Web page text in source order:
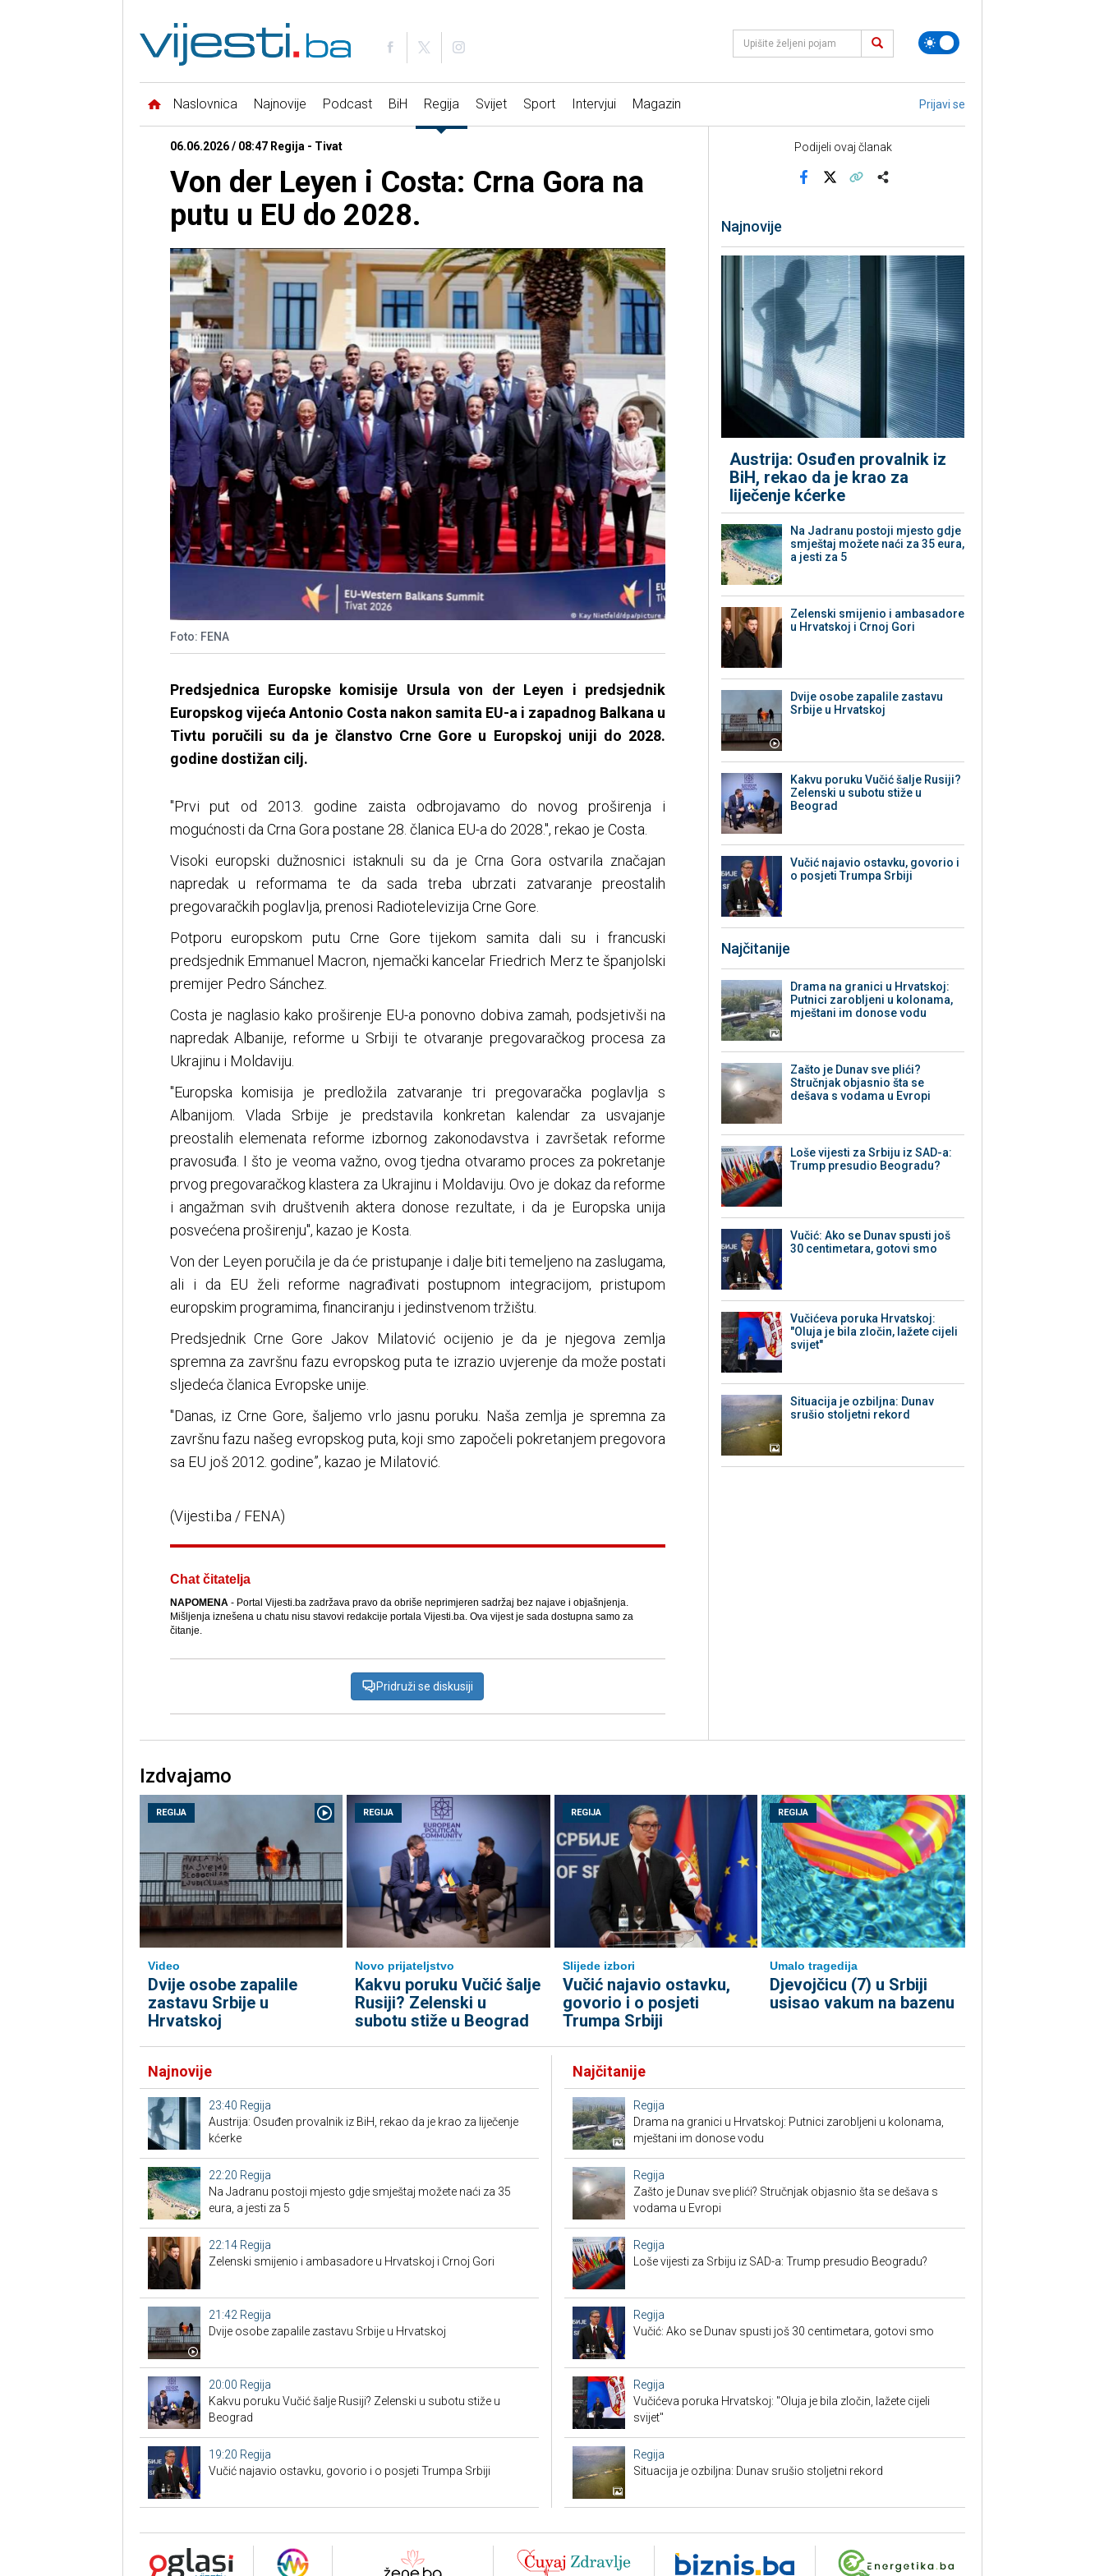
Naslovnica Najnovije Podcast BiH Regija Svijet Sport Intervjui Magazin Prijavi se
06.06.2026 / 08:47 Regija - Tivat
Von der Leyen i Costa: Crna Gora na
putu u EU do 2028.
Foto: FENA
Predsjednica Europske komisije Ursula von der Leyen i predsjednik
Europskog vijeća Antonio Costa nakon samita EU-a i zapadnog Balkana u
Tivtu poručili su da je članstvo Crne Gore u Europskoj uniji do 2028.
godine dostižan cilj.
"Prvi put od 2013. godine zaista odbrojavamo do novog proširenja i
mogućnosti da Crna Gora postane 28. članica EU-a do 2028.", rekao je Costa.
Visoki europski dužnosnici istaknuli su da je Crna Gora ostvarila značajan
napredak u reformama te da sada treba ubrzati zatvaranje preostalih
pregovaračkih poglavlja, prenosi Radiotelevizija Crne Gore.
Potporu europskom putu Crne Gore tijekom samita dali su i francuski
predsjednik Emmanuel Macron, njemački kancelar Friedrich Merz te španjolski
premijer Pedro Sánchez.
Costa je naglasio kako proširenje EU-a ponovno dobiva zamah, podsjetivši na
napredak Albanije, reforme u Srbiji te otvaranje pregovaračkog procesa za
Ukrajinu i Moldaviju.
"Europska komisija je predložila zatvaranje tri pregovaračka poglavlja s
Albanijom. Vlada Srbije je predstavila konkretan kalendar za usvajanje
preostalih elemenata reforme izbornog zakonodavstva i završetak reforme
pravosuđa. I što je veoma važno, ovog tjedna otvaramo proces za pokretanje
prvog pregovaračkog klastera za Ukrajinu i Moldaviju. Ovo je dokaz da reforme
i angažman svih društvenih aktera donose rezultate, i da je Europska unija
posvećena proširenju", kazao je Kosta.
Von der Leyen poručila je da će pristupanje i dalje biti temeljeno na zaslugama,
ali i da EU želi reforme nagrađivati postupnom integracijom, pristupom
europskim programima, financiranju i jedinstvenom tržištu.
Predsjednik Crne Gore Jakov Milatović ocijenio je da je njegova zemlja
spremna za završnu fazu evropskog puta te izrazio uvjerenje da može postati
sljedeća članica Evropske unije.
"Danas, iz Crne Gore, šaljemo vrlo jasnu poruku. Naša zemlja je spremna za
završnu fazu našeg evropskog puta, koji smo započeli pokretanjem pregovora
sa EU još 2012. godine”, kazao je Milatović.
(Vijesti.ba / FENA)
Chat čitatelja
NAPOMENA- Portal Vijesti.ba zadržava pravo da obriše neprimjeren sadržaj bez najave i objašnjenja.
Mišljenja iznešena u chatu nisu stavovi redakcije portala Vijesti.ba. Ova vijest je sada dostupna samo za
čitanje.
Pridruži se diskusiji
Podijeli ovaj članak
Najnovije
Austrija: Osuđen provalnik iz
BiH, rekao da je krao za
liječenje kćerke
Na Jadranu postoji mjesto gdje
smještaj možete naći za 35 eura,
a jesti za 5
Zelenski smijenio i ambasadore
u Hrvatskoj i Crnoj Gori
Dvije osobe zapalile zastavu
Srbije u Hrvatskoj
Kakvu poruku Vučić šalje Rusiji?
Zelenski u subotu stiže u
Beograd
Vučić najavio ostavku, govorio i
o posjeti Trumpa Srbiji
Najčitanije
Drama na granici u Hrvatskoj:
Putnici zarobljeni u kolonama,
mještani im donose vodu
Zašto je Dunav sve plići?
Stručnjak objasnio šta se
dešava s vodama u Evropi
Loše vijesti za Srbiju iz SAD-a:
Trump presudio Beogradu?
Vučić: Ako se Dunav spusti još
30 centimetara, gotovi smo
Vučićeva poruka Hrvatskoj:
"Oluja je bila zločin, lažete cijeli
svijet"
Situacija je ozbiljna: Dunav
srušio stoljetni rekord
Izdvajamo
REGIJA
Video
Dvije osobe zapalile
zastavu Srbije u
Hrvatskoj
REGIJA
Novo prijateljstvo
Kakvu poruku Vučić šalje
Rusiji? Zelenski u
subotu stiže u Beograd
REGIJA
Slijede izbori
Vučić najavio ostavku,
govorio i o posjeti
Trumpa Srbiji
REGIJA
Umalo tragedija
Djevojčicu (7) u Srbiji
usisao vakum na bazenu
Najnovije
23:40 Regija
Austrija: Osuđen provalnik iz BiH, rekao da je krao za liječenje
kćerke
22:20 Regija
Na Jadranu postoji mjesto gdje smještaj možete naći za 35
eura, a jesti za 5
22:14 Regija
Zelenski smijenio i ambasadore u Hrvatskoj i Crnoj Gori
21:42 Regija
Dvije osobe zapalile zastavu Srbije u Hrvatskoj
20:00 Regija
Kakvu poruku Vučić šalje Rusiji? Zelenski u subotu stiže u
Beograd
19:20 Regija
Vučić najavio ostavku, govorio i o posjeti Trumpa Srbiji
Najčitanije
Regija
Drama na granici u Hrvatskoj: Putnici zarobljeni u kolonama,
mještani im donose vodu
Regija
Zašto je Dunav sve plići? Stručnjak objasnio šta se dešava s
vodama u Evropi
Regija
Loše vijesti za Srbiju iz SAD-a: Trump presudio Beogradu?
Regija
Vučić: Ako se Dunav spusti još 30 centimetara, gotovi smo
Regija
Vučićeva poruka Hrvatskoj: "Oluja je bila zločin, lažete cijeli
svijet"
Regija
Situacija je ozbiljna: Dunav srušio stoljetni rekord